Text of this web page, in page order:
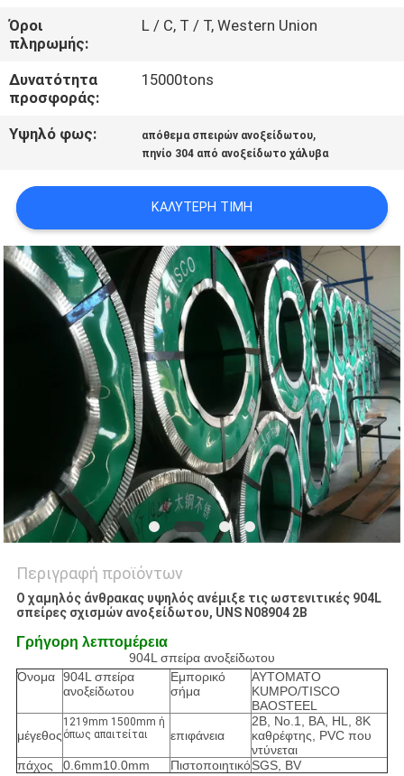
ΠΕΡΙΠΤΏΣΕΙΣ
COMPANY
NEWS
SITEMAP
PRIVACY
POLICY
Όροι
πληρωμής:
L / C, T / T, Western Union
Δυνατότητα
προσφοράς:
15000tons
Υψηλό φως: απόθεμα σπειρών ανοξείδωτου,
πηνίο 304 από ανοξείδωτο χάλυβα
ΚΑΛΎΤΕΡΗ ΤΙΜΉ
Περιγραφή προϊόντων
Ο χαμηλός άνθρακας υψηλός ανέμιξε τις ωστενιτικές 904L
σπείρες σχισμών ανοξείδωτου, UNS N08904 2B
Γρήγορη λεπτομέρεια
904L σπείρα ανοξείδωτου
Όνομα 904L σπείρα
ανοξείδωτου
Εμπορικό
σήμα
ΑΥΤΟΜΑΤΟ
KUMPO/TISCO
BAOSTEEL
μέγεθος
1219mm 1500mm ή
όπως απαιτείται
επιφάνεια
2B, No.1, BA, HL, 8K
καθρέφτης, PVC που
ντύνεται
πάχος
0.6mm10.0mm ΠιστοποιητικόSGS, BV